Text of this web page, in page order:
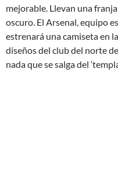
mejorable. Llevan una
oscuro. El Arsenal, equipo
estrenará una camiseta en
diseños del club del norte
nada que se salga del